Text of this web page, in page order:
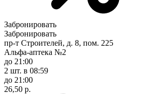
Забронировать
Забронировать
пр-т Строителей, д. 8, пом. 225
Альфа-аптека №2
до 21:00
2 шт. в 08:59
до 21:00
26,50 р.